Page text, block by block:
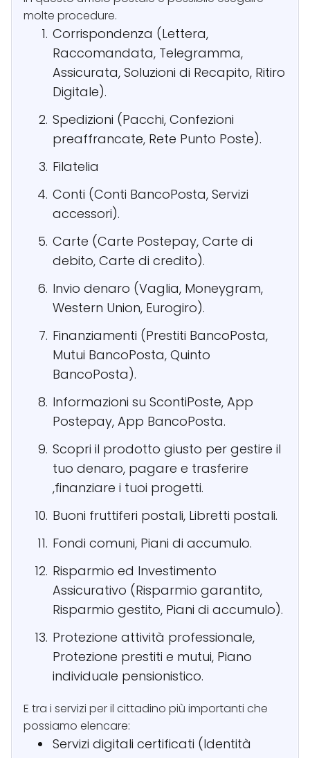
molte procedure.
Corrispondenza (Lettera,
Raccomandata, Telegramma,
Assicurata, Soluzioni di Recapito, Ritiro
Digitale).
Spedizioni (Pacchi, Confezioni
preaffrancate, Rete Punto Poste).
Filatelia
Conti (Conti BancoPosta, Servizi
accessori).
Carte (Carte Postepay, Carte di
debito, Carte di credito).
Invio denaro (Vaglia, Moneygram,
Western Union, Eurogiro).
Finanziamenti (Prestiti BancoPosta,
Mutui BancoPosta, Quinto
BancoPosta).
Informazioni su ScontiPoste, App
Postepay, App BancoPosta.
Scopri il prodotto giusto per gestire il
tuo denaro, pagare e trasferire
,finanziare i tuoi progetti.
Buoni fruttiferi postali, Libretti postali.
Fondi comuni, Piani di accumulo.
Risparmio ed Investimento
Assicurativo (Risparmio garantito,
Risparmio gestito, Piani di accumulo).
Protezione attività professionale,
Protezione prestiti e mutui, Piano
individuale pensionistico.
E tra i servizi per il cittadino più importanti che
possiamo elencare:
Servizi digitali certificati (Identità